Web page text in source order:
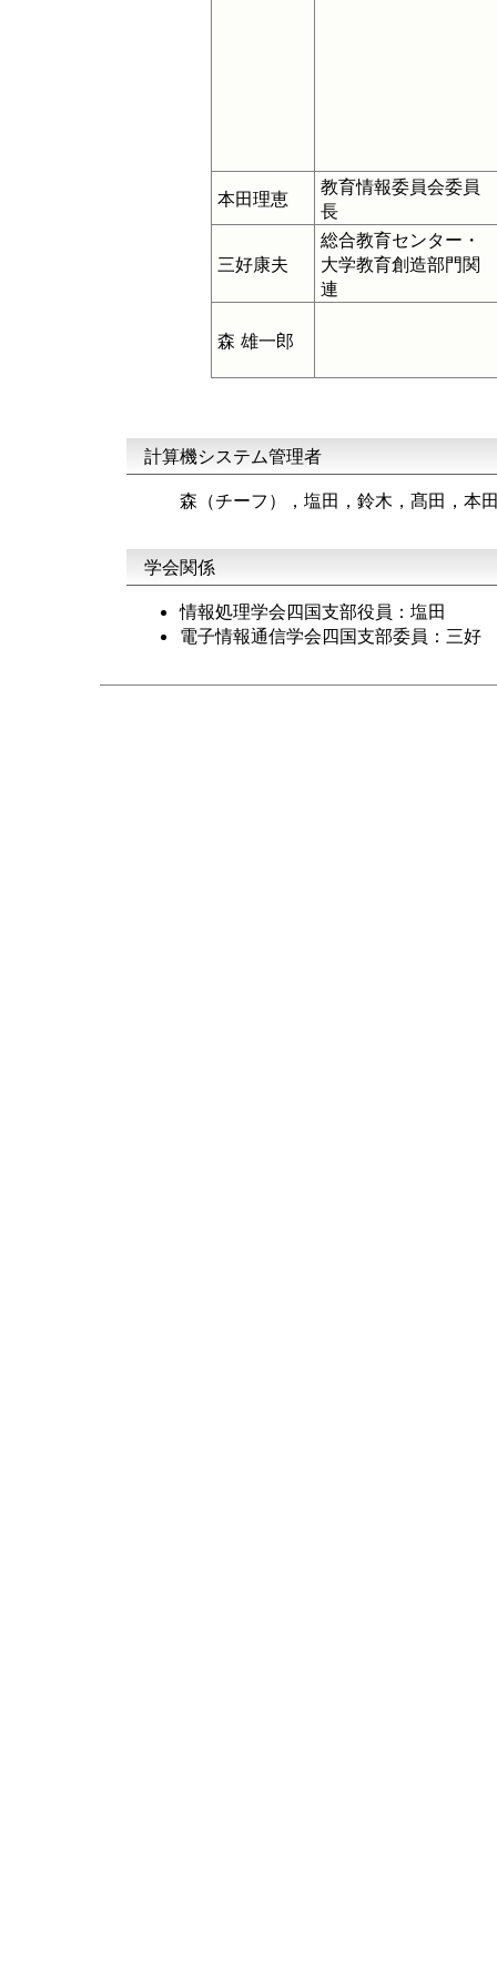
本田理恵
教育情報委員会委員
長
三好康夫
総合教育センター・
大学教育創造部門関
連
森 雄一郎
計算機システム管理者
森（チーフ），塩田，鈴木，髙田，本
学会関係
情報処理学会四国支部役員：塩田
電子情報通信学会四国支部委員：三好